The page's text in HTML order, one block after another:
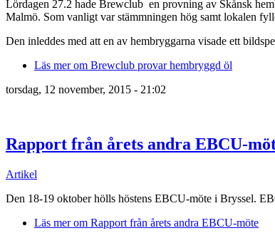
Lördagen 27.2 hade Brewclub en provning av Skånsk
Malmö. Som vanligt var stämmningen hög samt lokalen
Den inleddes med att en av hembryggarna visade ett
Läs merom Brewclub provar hembryggd öl
torsdag, 12 november, 2015 - 21:02
Rapport från årets andra EBCU-
Artikel
Den 18-19 oktober hölls höstens EBCU-möte i Bryssel.
Läs merom Rapport från årets andra EBCU-möte